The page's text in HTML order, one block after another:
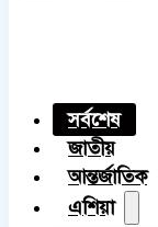
সর্বশেষ
জাতীয়
আন্তর্জাতিক
এশিয়া